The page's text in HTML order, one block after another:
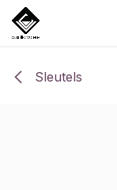
Overslaan naar
Sleutels